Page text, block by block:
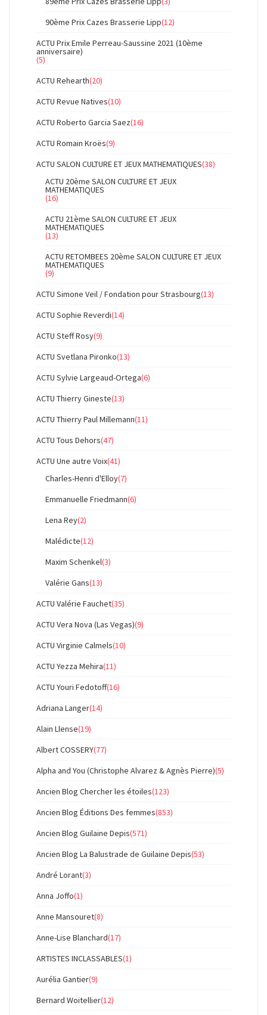
90ème Prix Cazes Brasserie Lipp(12)
ACTU Prix Emile Perreau-Saussine 2021 (10ème
anniversaire)
(5)
ACTU Rehearth(20)
ACTU Revue Natives(10)
ACTU Roberto Garcia Saez(16)
ACTU Romain Kroës(9)
ACTU SALON CULTURE ET JEUX MATHEMATIQUES(38)
ACTU 20ème SALON CULTURE ET JEUX
MATHEMATIQUES
(16)
ACTU 21ème SALON CULTURE ET JEUX
MATHEMATIQUES
(13)
ACTU RETOMBEES 20ème SALON CULTURE ET JEUX
MATHEMATIQUES
(9)
ACTU Simone Veil / Fondation pour Strasbourg(13)
ACTU Sophie Reverdi(14)
ACTU Steff Rosy(9)
ACTU Svetlana Pironko(13)
ACTU Sylvie Largeaud-Ortega(6)
ACTU Thierry Gineste(13)
ACTU Thierry Paul Millemann(11)
ACTU Tous Dehors(47)
ACTU Une autre Voix(41)
Charles-Henri d'Elloy(7)
Emmanuelle Friedmann(6)
Lena Rey(2)
Malédicte(12)
Maxim Schenkel(3)
Valérie Gans(13)
ACTU Valérie Fauchet(35)
ACTU Vera Nova (Las Vegas)(9)
ACTU Virginie Calmels(10)
ACTU Yezza Mehira(11)
ACTU Youri Fedotoff(16)
Adriana Langer(14)
Alain Llense(19)
Albert COSSERY(77)
Alpha and You (Christophe Alvarez & Agnès Pierre)(5)
Ancien Blog Chercher les étoiles(123)
Ancien Blog Éditions Des femmes(853)
Ancien Blog Guilaine Depis(571)
Ancien Blog La Balustrade de Guilaine Depis(53)
André Lorant(3)
Anna Joffo(1)
Anne Mansouret(8)
Anne-Lise Blanchard(17)
ARTISTES INCLASSABLES(1)
Aurélia Gantier(9)
Bernard Woitellier(12)